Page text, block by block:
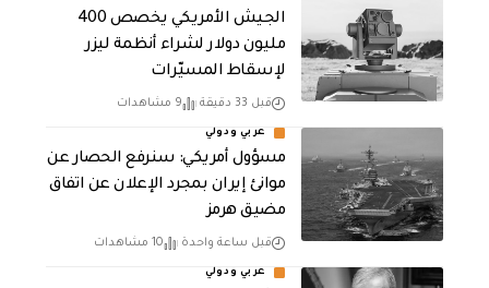
الجيش الأمريكي يخصص 400
مليون دولار لشراء أنظمة ليزر
لإسقاط المسيّرات
قبل 33 دقيقة 9 مشاهدات
عربي ودولي
مسؤول أمريكي: سنرفع الحصار عن
موانئ إيران بمجرد الإعلان عن اتفاق
مضيق هرمز
قبل ساعة واحدة 10 مشاهدات
عربي ودولي